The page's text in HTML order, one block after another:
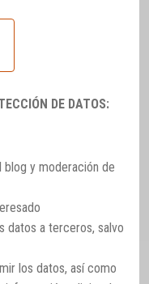
DE DATOS:
blog y moderación de
datos a terceros, salvo
los datos, así como